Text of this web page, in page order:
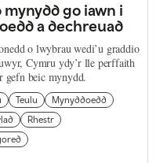
mynydd go iawn i
a dechreuad
o lwybrau wedi’u graddio
Cymru ydy’r lle perffaith
gefn beic mynydd.
Teulu
Mynyddoedd
Rhestr